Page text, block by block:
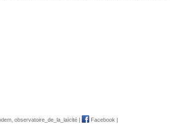
observatoire_de_la_laïcité Facebook